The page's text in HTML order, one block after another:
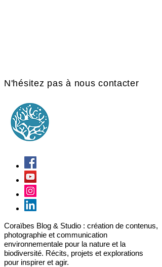
N'hésitez pas à nous contacter
Coraïbes Blog & Studio : création de contenus,
photographie et communication
environnementale pour la nature et la
biodiversité. Récits, projets et explorations
pour inspirer et agir.